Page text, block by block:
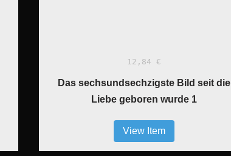
12,84 €
Das sechsundsechzigste Bild seit die
Liebe geboren wurde 1
View Item